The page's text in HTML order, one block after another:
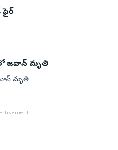
ఫైర్
జవాన్ మృతి
మృతి